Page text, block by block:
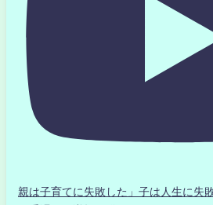
親は子育てに失敗した」子は人生に失